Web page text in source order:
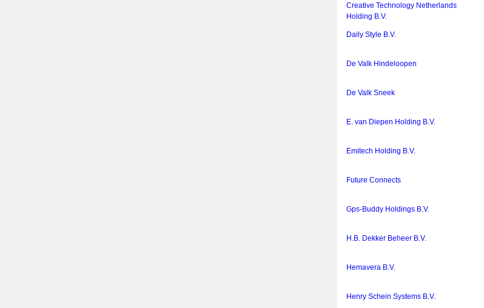
Creative Technology Netherlands
Holding B.V.
Daily Style B.V.
De Valk Hindeloopen
De Valk Sneek
E. van Diepen Holding B.V.
Emitech Holding B.V.
Future Connects
Gps-Buddy Holdings B.V.
H.B. Dekker Beheer B.V.
Hemavera B.V.
Henry Schein Systems B.V.